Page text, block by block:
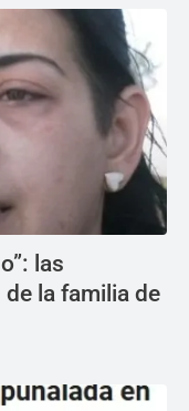
las
la familia de